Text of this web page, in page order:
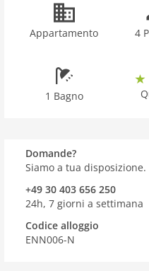
Appartamento 4
1 Bagno
Domande?
Siamo a tua disposizione.
+49 30 403 656 250
24h, 7 giorni a settimana
Codice alloggio
ENN006-N